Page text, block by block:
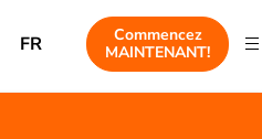
FR
Commencez
MAINTENANT!